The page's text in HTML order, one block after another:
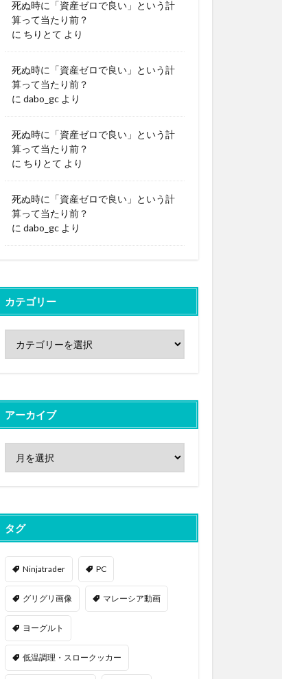
死ぬ時に「資産ゼロで良い」という計
算って当たり前？
に ちりとて より
死ぬ時に「資産ゼロで良い」という計
算って当たり前？
に dabo_gc より
死ぬ時に「資産ゼロで良い」という計
算って当たり前？
に ちりとて より
死ぬ時に「資産ゼロで良い」という計
算って当たり前？
に dabo_gc より
カテゴリー
アーカイブ
タグ
Ninjatrader PC
グリグリ画像 マレーシア動画
ヨーグルト
低温調理・スロークッカー